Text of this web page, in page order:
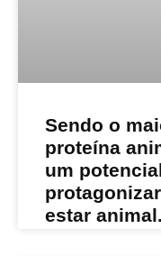
Sendo o
proteína
um
estar